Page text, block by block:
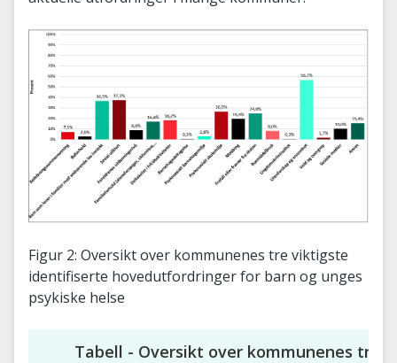
Figur 2: Oversikt over kommunenes tre viktigste
identifiserte hovedutfordringer for barn og unges
psykiske helse
Tabell - Oversikt over kommunenes tre